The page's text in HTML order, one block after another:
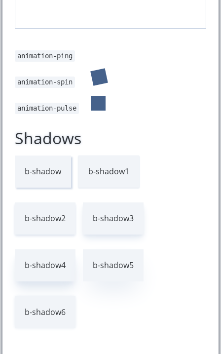
animation-ping
animation-spin
animation-pulse
Shadows
b-shadow b-shadow1
b-shadow2 b-shadow3
b-shadow4 b-shadow5
b-shadow6